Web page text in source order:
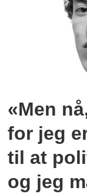
«Men
for jeg
til at
og jeg